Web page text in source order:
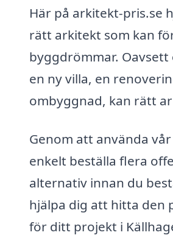
Här på arkitekt-pris.se
rätt arkitekt som kan
byggdrömmar.
en ny villa, en
ombyggnad, kan rätt
Genom att använda
enkelt beställa flera
alternativ innan du
hjälpa dig att hitta den
för ditt projekt i